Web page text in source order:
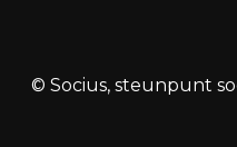
© Socius, steunpunt